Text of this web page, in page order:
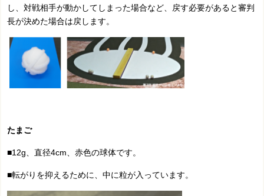
し、対戦相手が動かしてしまった場合など、戻す必要があると審判
長が決めた場合は戻します。
たまご
■12g、直径4cm、赤色の球体です。
■転がりを抑えるために、中に粒が入っています。